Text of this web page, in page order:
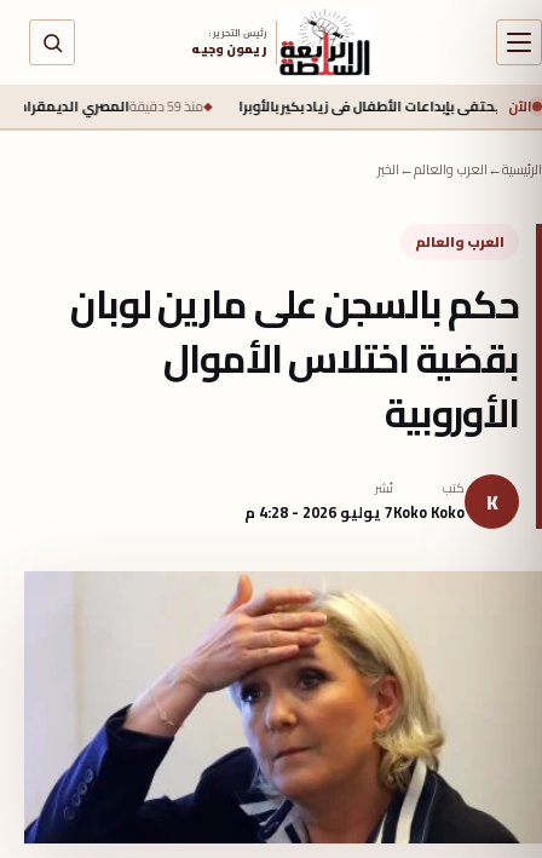
رئيس التحرير :
ريمون وجيه
الآنبإبداعات الأطفال فى زياد بكير بالأوبرا منذ 59 دقيقة المصري الديمقراطي يهنئ
الرئيسية←العرب والعالم←الخبر
العرب والعالم
حكم بالسجن على مارين لوبان
بقضية اختلاس الأموال
الأوروبية
K كتب
Koko Koko
نُشر
7 يوليو 2026 - 4:28 م